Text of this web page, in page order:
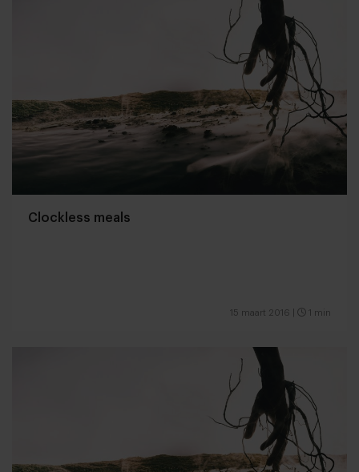
Clockless meals
15 maart 2016 1 min